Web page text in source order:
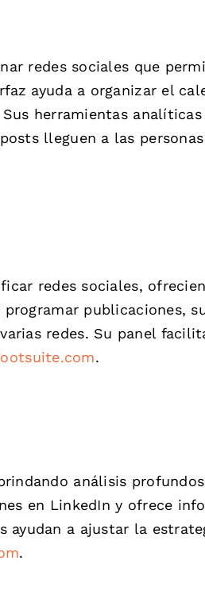
redes sociales que
ayuda a organizar el
herramientas
lleguen a las personas
redes sociales,
publicaciones,
redes. Su panel
.
análisis
en LinkedIn y ofrece
a ajustar la
.